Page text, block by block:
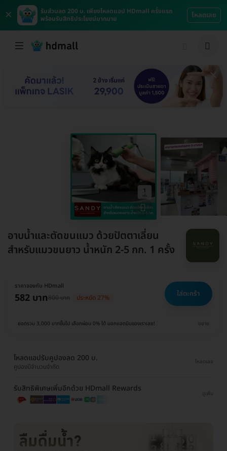
×
รับส่วนลด 200 บ. เพียงโหลดแอป HDmall ครั้งแรก
พร้อมรับสิทธิประโยชน์มากมาย
โหลดเลย
อาบน้ำและตัดขนแมว ด้วยปัตตาเลี่ยน
สำหรับแมวขนยาว น้ำหนัก 2-5 กก. 1 ครั้ง
ราคาจองกับ HDmall
582 บาท800 บาท ประหยัด 27% ใส่ตะกร้า
ยอดรวม 3,000 บาทขึ้นไป เลือกผ่อน 0% ได้ บอกแอดมินของเราเลย! ขยาย
โหลดแอปรับคูปองลด 200 บ.
คูปองมีจำนวนจำกัด
โหลดเลย
รับสิทธิพิเศษเพิ่มอีกด้วย HDmall Rewards
ดูเพิ่ม